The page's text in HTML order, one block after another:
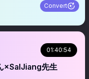
Convert
特区公式】毎週木曜放送
01:40:54
×SalJiang先生